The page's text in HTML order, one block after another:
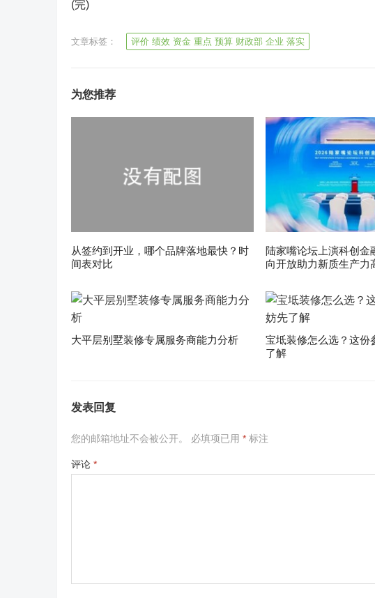
(完)
文章标签： 评价 绩效 资金 重点 预算 财政部 企业 落实
为您推荐
从签约到开业，哪个品牌落地最快？时
间表对比
陆家嘴论坛上演科创金
向开放助力新质生产力
大平层别墅装修专属服务商能力分析
宝坻装修怎么选？这份
了解
发表回复
您的邮箱地址不会被公开。 必填项已用 * 标注
评论 *